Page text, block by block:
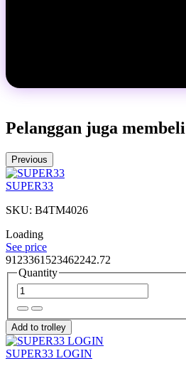
Pelanggan juga membeli
Previous
SUPER33
SKU: B4TM4026
Loading
See price
9123361523462242.72
Quantity
Add to trolley
SUPER33 LOGIN